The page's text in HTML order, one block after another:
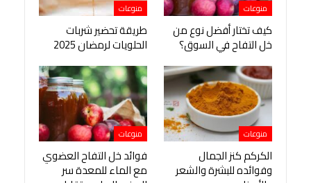
منوعات
كيف تختار أفضل نوع من
خل التفاح في السوق؟
منوعات
طريقة تحضير شربات
الحلويات لرمضان 2025
منوعات
الكركم كنز الجمال
وفوائده للبشرة والشعر
منوعات
فوائد خل التفاح العضوي
مع الماء للمعدة سر